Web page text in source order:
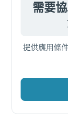
需要
提供應用條